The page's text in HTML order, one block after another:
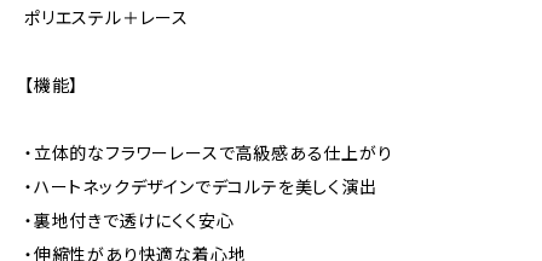
ポリエステル＋レース
【機能】
・立体的なフラワーレースで高級感ある仕上がり
・ハートネックデザインでデコルテを美しく演出
・裏地付きで透けにくく安心
・伸縮性があり快適な着心地